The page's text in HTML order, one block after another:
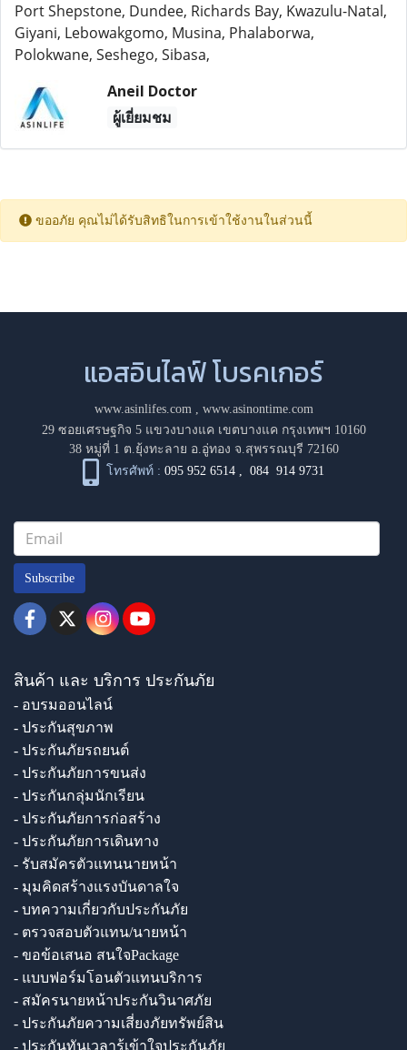
Port Shepstone, Dundee, Richards Bay, Kwazulu-Natal,
Giyani, Lebowakgomo, Musina, Phalaborwa,
Polokwane, Seshego, Sibasa,
Aneil Doctor
ผู้เยี่ยมชม
ขออภัย คุณไม่ได้รับสิทธิในการเข้าใช้งานในส่วนนี้
แอสอินไลฟ์ โบรคเกอร์
www.asinlifes.com, www.asinontime.com
29 ซอยเศรษฐกิจ 5 แขวงบางแค เขตบางแค กรุงเทพฯ 10160
38 หมู่ที่ 1 ต.ยุ้งทะลาย อ.อู่ทอง จ.สุพรรณบุรี 72160
โทรศัพท์ : 095 952 6514 ,084 914 9731
Subscribe
สินค้า และ บริการ ประกันภัย
- อบรมออนไลน์
- ประกันสุขภาพ
- ประกันภัยรถยนต์
- ประกันภัยการขนส่ง
- ประกันกลุ่มนักเรียน
- ประกันภัยการก่อสร้าง
- ประกันภัยการเดินทาง
- รับสมัครตัวแทนนายหน้า
- มุมคิดสร้างแรงบันดาลใจ
- บทความเกี่ยวกับประกันภัย
- ตรวจสอบตัวแทน/นายหน้า
- ขอข้อเสนอ สนใจPackage
- แบบฟอร์มโอนตัวแทนบริการ
- สมัครนายหน้าประกันวินาศภัย
- ประกันภัยความเสี่ยงภัยทรัพย์สิน
- ประกันทันเวลารู้เข้าใจประกันภัย